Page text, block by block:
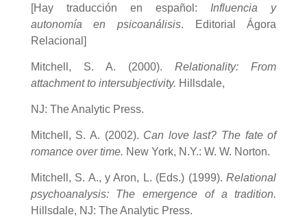
[Hay traducción en español: Influencia y
autonomía en psicoanálisis.
Editorial Ágora
Relacional]
Mitchell, S. A. (2000).Relationality: From
attachment to intersubjectivity. Hillsdale,
NJ: The Analytic Press.
Mitchell, S. A. (2002). Can love last? The fate of
romance over time. New York, N.Y.: W. W. Norton.
Mitchell, S. A., y Aron, L. (Eds.) (1999).Relational
psychoanalysis: The emergence of a tradition.
Hillsdale, NJ: The Analytic Press.